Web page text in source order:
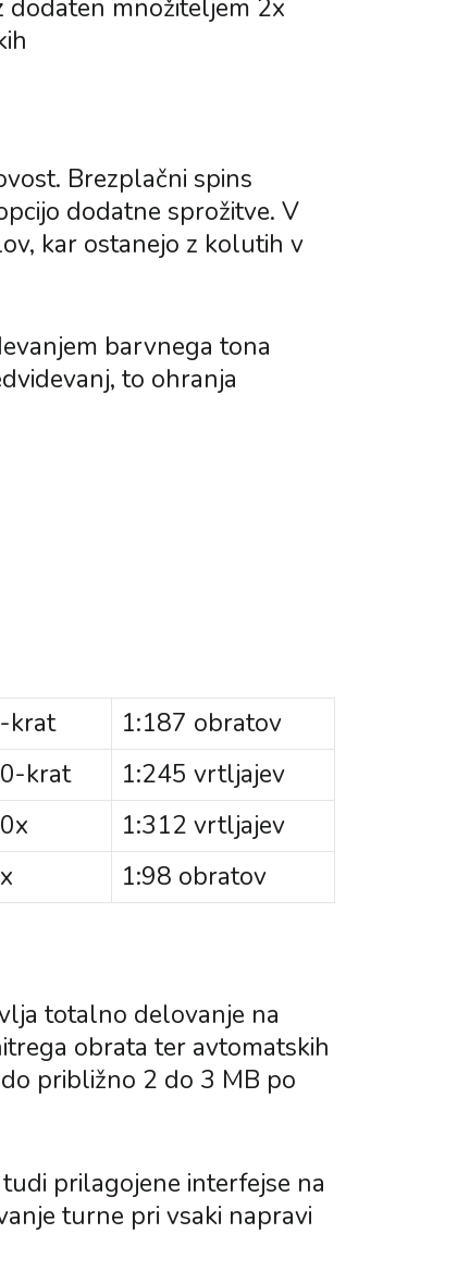
dodaten množiteljem 2x
Brezplačni spins
dodatne sprožitve. V
kar ostanejo z kolutih v
barvnega tona
to ohranja
krat
1:187 obratov
krat
1:245 vrtljajev
1:312 vrtljajev
1:98 obratov
totalno delovanje na
obrata ter avtomatskih
približno 2 do 3 MB po
prilagojene interfejse na
turne pri vsaki napravi